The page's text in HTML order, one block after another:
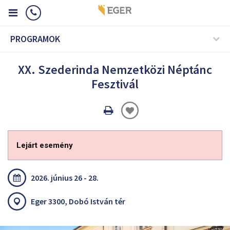
PROGRAMOK
XX. Szederinda Nemzetközi Néptánc
Fesztivál
Oldal
Lejárt esemény
2026. június 26 - 28.
Eger 3300, Dobó István tér